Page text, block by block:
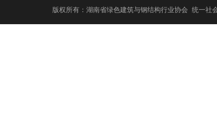
版权所有：湖南省绿色建筑与钢结构行业协会 统一